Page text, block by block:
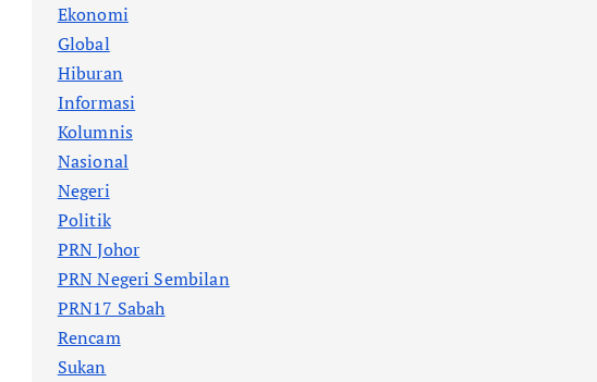
Ekonomi
Global
Hiburan
Informasi
Kolumnis
Nasional
Negeri
Politik
PRN Johor
PRN Negeri Sembilan
PRN17 Sabah
Rencam
Sukan